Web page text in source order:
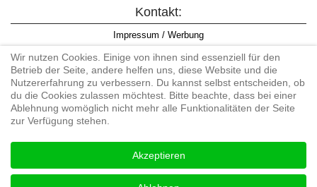
Kontakt:
Impressum / Werbung
Informationspflicht WKO
AGB
#enduroaustria, #wirlebenenduro #enduroaustriaracingteam
Enduro-Austria, Enduro, Endurosport, Endurocross, Endurotraining,
Wir nutzen Cookies. Einige von ihnen sind essenziell für den
Betrieb der Seite, andere helfen uns, diese Website und die
Nutzererfahrung zu verbessern. Du kannst selbst entscheiden, ob
du die Cookies zulassen möchtest. Bitte beachte, dass bei einer
Ablehnung womöglich nicht mehr alle Funktionalitäten der Seite
zur Verfügung stehen.
Akzeptieren